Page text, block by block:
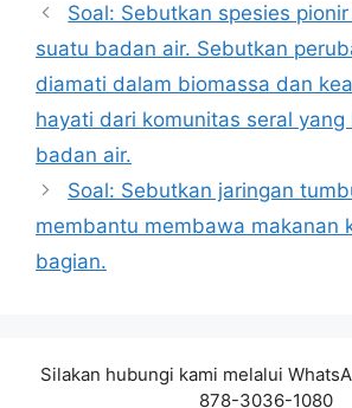
Soal: Sebutkan spesies
suatu badan air. Sebutkan
diamati dalam biomassa dan
hayati dari komunitas seral
badan air.
Soal: Sebutkan jaringan
membantu membawa makanan
bagian.
Silakan hubungi kami melalui
878-3036-1080